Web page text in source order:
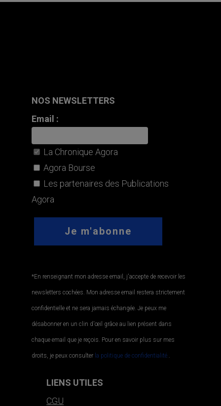
NOS NEWSLETTERS
Email :
La Chronique Agora
Agora Bourse
Les partenaires des Publications
Agora
*En renseignant mon adresse email, j'accepte de recevoir les
newsletters cochées. Mon adresse email restera strictement
confidentielle et ne sera jamais échangée. Je peux me
désabonner en un clin d'œil grâce au lien présent dans
chaque email que je reçois. Pour en savoir plus sur mes
droits, je peux consulter la politique de confidentialité..
LIENS UTILES
CGU